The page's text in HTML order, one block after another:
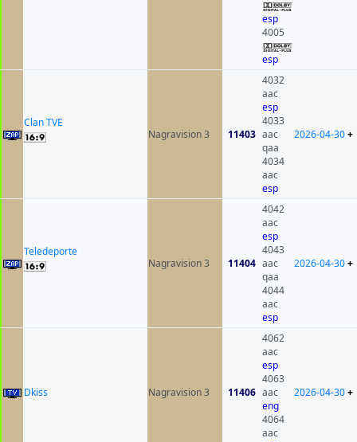
esp
4005
esp
Clan TVE
Nagravision 3
11403
4032
aac
esp
4033
aac
qaa
4034
aac
esp
2026-04-30+
Teledeporte
Nagravision 3
11404
4042
aac
esp
4043
aac
qaa
4044
aac
esp
2026-04-30+
Dkiss Nagravision 3 11406
4062
aac
esp
4063
aac
eng
4064
aac
2026-04-30+